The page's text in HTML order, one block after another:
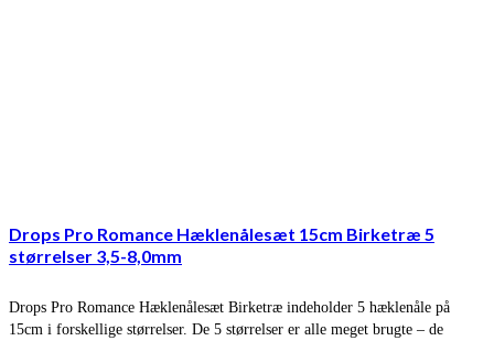
Drops Pro Romance Hæklenålesæt 15cm Birketræ 5
størrelser 3,5-8,0mm
Drops Pro Romance Hæklenålesæt Birketræ indeholder 5 hæklenåle på
15cm i forskellige størrelser. De 5 størrelser er alle meget brugte – de